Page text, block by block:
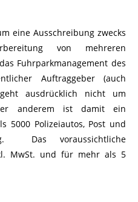
eine Ausschreibung zwecks
von mehreren
Fuhrparkmanagement des
Auftraggeber (auch
ausdrücklich nicht um
anderem ist damit ein
5000 Polizeiautos, Post und
Das voraussichtliche
MwSt. und für mehr als 5